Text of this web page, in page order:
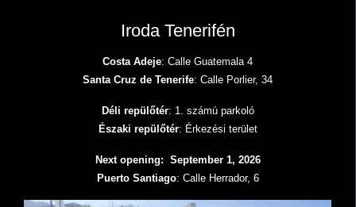
Iroda Tenerifén
Costa Adeje: Calle Guatemala 4
Santa Cruz de Tenerife: Calle Porlier, 34
Déli repülőtér: 1. számú parkoló
Északi repülőtér: Érkezési terület
Next opening: September 1, 2026
Puerto Santiago: Calle Herrador, 6